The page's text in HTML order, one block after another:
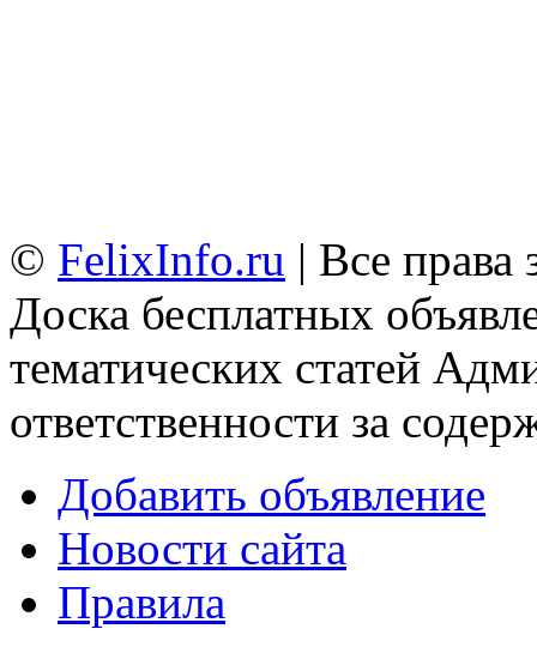
© FelixInfo.ru | Все
Доска бесплатных
тематических статей
ответственности за
Добавить объявление
Новости сайта
Правила